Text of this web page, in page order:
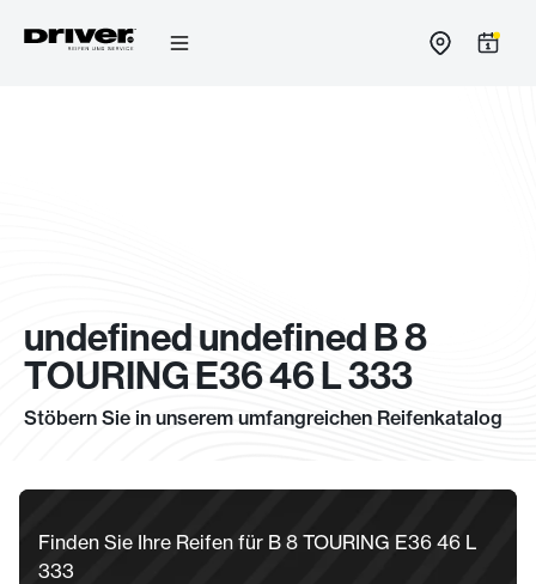
undefined undefined B 8
TOURING E36 46 L 333
Stöbern Sie in unserem umfangreichen Reifenkatalog
Finden Sie Ihre Reifen für B 8 TOURING E36 46 L
333